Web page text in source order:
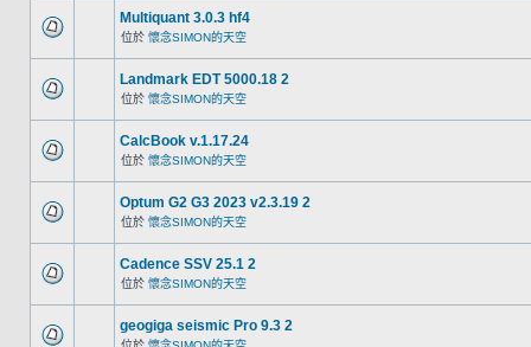
Multiquant 3.0.3 hf4
位於 懷念SIMON的天空
Landmark EDT 5000.18 2
位於 懷念SIMON的天空
CalcBook v.1.17.24
位於 懷念SIMON的天空
Optum G2 G3 2023 v2.3.19 2
位於 懷念SIMON的天空
Cadence SSV 25.1 2
位於 懷念SIMON的天空
geogiga seismic Pro 9.3 2